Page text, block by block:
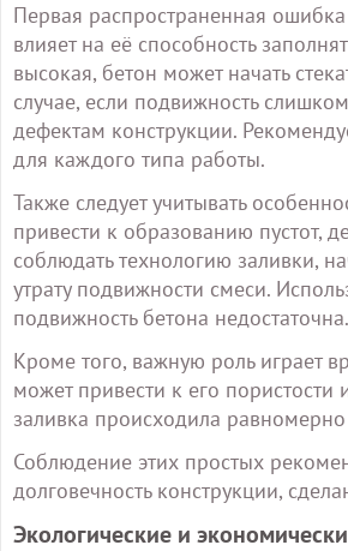
Первая распространенная
влияет на её способность
высокая, бетон может начать
случае, если подвижность
дефектам конструкции.
для каждого типа работы.
Также следует учитывать
привести к образованию пустот,
соблюдать технологию заливки,
утрату подвижности смеси.
подвижность бетона недостаточна.
Кроме того, важную роль играет
может привести к его
заливка происходила
Соблюдение этих простых
долговечность конструкции,
Экологические и